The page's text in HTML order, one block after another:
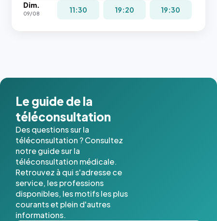
Dim.
09/08 11:30 19:20 19:30
Le guide de la
téléconsultation
Des questions sur la
téléconsultation ? Consultez
notre guide sur la
téléconsultation médicale.
Retrouvez à qui s'adresse ce
service, les professions
disponibles, les motifs les plus
courants et plein d'autres
informations.